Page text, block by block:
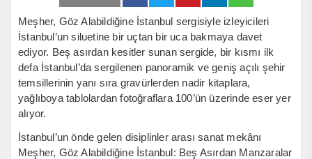
Meşher, Göz Alabildiğine İstanbul sergisiyle izleyicileri
İstanbul’un siluetine bir uçtan bir uca bakmaya davet
ediyor. Beş asırdan kesitler sunan sergide, bir kısmı ilk
defa İstanbul’da sergilenen panoramik ve geniş açılı şehir
temsillerinin yanı sıra gravürlerden nadir kitaplara,
yağlıboya tablolardan fotoğraflara 100’ün üzerinde eser yer
alıyor.
İstanbul’un önde gelen disiplinler arası sanat mekânı
Meşher, Göz Alabildiğine İstanbul: Beş Asırdan Manzaralar